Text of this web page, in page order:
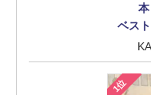
本
ベス
1位